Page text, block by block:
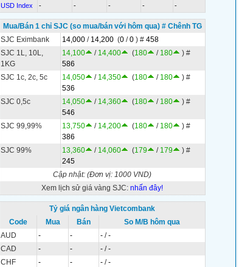
USD Index
- - - - -
Mua/Bán 1 chỉ SJC (so mua/bán với hôm qua) # Chênh TG
SJC Eximbank
14,000 / 14,200 (0 /0 ) # 458
SJC 1L, 10L,
1KG
14,100 / 14,400 (180 / 180 ) #
586
SJC 1c, 2c, 5c
14,050 / 14,350 (180 / 180 ) #
536
SJC 0,5c
14,050 / 14,360 (180 / 180 ) #
546
SJC 99,99%
13,750 / 14,200 (180 / 180 ) #
386
SJC 99%
13,360 / 14,060 (179 / 179 ) #
245
Cập nhật: (Đơn vị: 1000 VND)
Xem lịch sử giá vàng SJC: nhấn đây!
Tỷ giá ngân hàng Vietcombank
Code
Mua Bán
So M/B hôm qua
AUD
- - - /-
CAD
- - - /-
CHF
- - - /-